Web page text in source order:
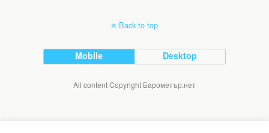
Back to top
Mobile Desktop
All content Copyright Барометър.нет